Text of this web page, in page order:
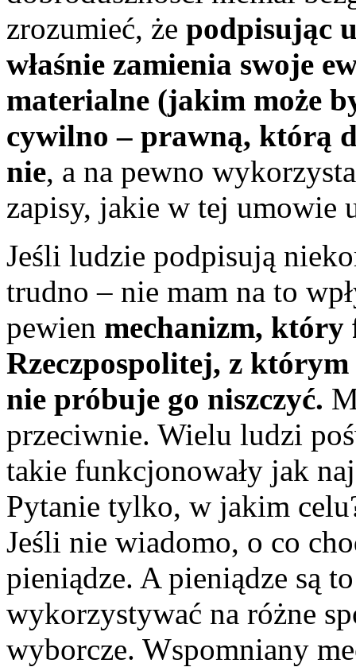
zrozumieć, że podpisując
właśnie zamienia swoje
materialne (jakim może
cywilno – prawną, którą
nie, a na pewno
zapisy, jakie w tej umowie
Jeśli ludzie podpisują
trudno – nie mam na to
pewien mechanizm,
Rzeczpospolitej, z którym
nie próbuje go niszczyć.
przeciwnie. Wielu ludzi
takie funkcjonowały jak
Pytanie tylko, w jakim
Jeśli nie wiadomo, o co
pieniądze. A pieniądze są
wykorzystywać na różne
wyborcze. Wspomniany